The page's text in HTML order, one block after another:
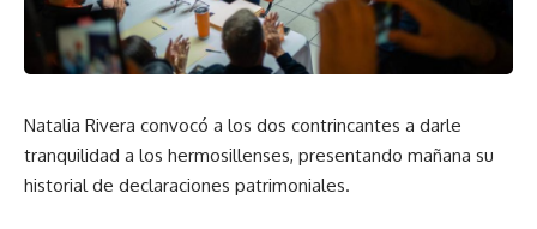
Natalia Rivera convocó a los dos contrincantes a darle
tranquilidad a los hermosillenses, presentando mañana su
historial de declaraciones patrimoniales.